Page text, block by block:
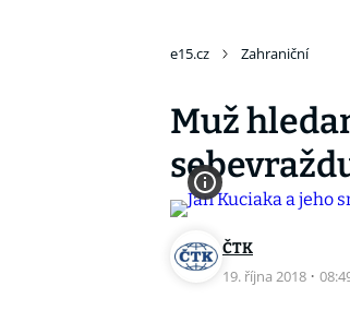
e15.cz Zahraniční
Muž
ČTK
19. října 2018 ·